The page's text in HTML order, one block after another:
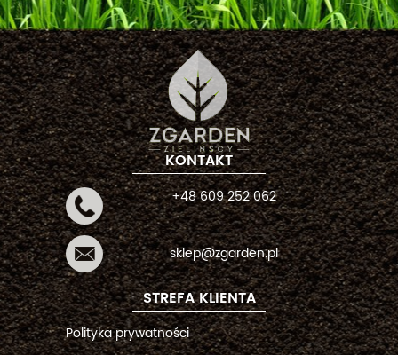
KONTAKT
+48 609 252 062
sklep@zgarden.pl
STREFA KLIENTA
Polityka prywatności